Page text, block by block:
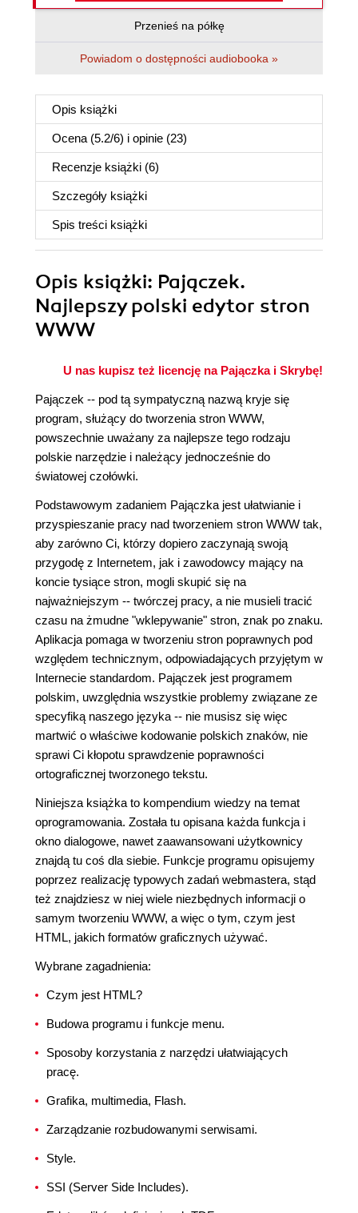
Przenieś na półkę
Powiadom o dostępności audiobooka »
Opis książki
Ocena (5.2/6) i opinie (23)
Recenzje książki (6)
Szczegóły książki
Spis treści książki
Opis książki: Pajączek.
Najlepszy polski edytor stron
WWW
U nas kupisz też licencję na Pajączka i Skrybę!
Pajączek -- pod tą sympatyczną nazwą kryje się
program, służący do tworzenia stron WWW,
powszechnie uważany za najlepsze tego rodzaju
polskie narzędzie i należący jednocześnie do
światowej czołówki.
Podstawowym zadaniem Pajączka jest ułatwianie i
przyspieszanie pracy nad tworzeniem stron WWW tak,
aby zarówno Ci, którzy dopiero zaczynają swoją
przygodę z Internetem, jak i zawodowcy mający na
koncie tysiące stron, mogli skupić się na
najważniejszym -- twórczej pracy, a nie musieli tracić
czasu na żmudne "wklepywanie" stron, znak po znaku.
Aplikacja pomaga w tworzeniu stron poprawnych pod
względem technicznym, odpowiadających przyjętym w
Internecie standardom. Pajączek jest programem
polskim, uwzględnia wszystkie problemy związane ze
specyfiką naszego języka -- nie musisz się więc
martwić o właściwe kodowanie polskich znaków, nie
sprawi Ci kłopotu sprawdzenie poprawności
ortograficznej tworzonego tekstu.
Niniejsza książka to kompendium wiedzy na temat
oprogramowania. Została tu opisana każda funkcja i
okno dialogowe, nawet zaawansowani użytkownicy
znajdą tu coś dla siebie. Funkcje programu opisujemy
poprzez realizację typowych zadań webmastera, stąd
też znajdziesz w niej wiele niezbędnych informacji o
samym tworzeniu WWW, a więc o tym, czym jest
HTML, jakich formatów graficznych używać.
Wybrane zagadnienia:
Czym jest HTML?
Budowa programu i funkcje menu.
Sposoby korzystania z narzędzi ułatwiających
pracę.
Grafika, multimedia, Flash.
Zarządzanie rozbudowanymi serwisami.
Style.
SSI (Server Side Includes).